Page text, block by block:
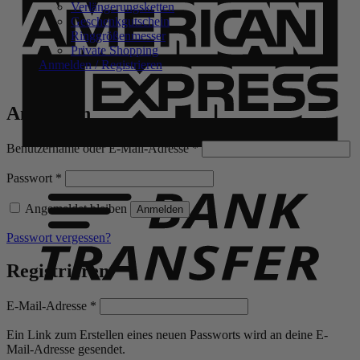
Verlängerungsketten
Geschenkgutschein
Ringgrößenmesser
Private Shopping
Anmelden / Registrieren
Anmelden
Benutzername oder E-Mail-Adresse*Erforderlich
Passwort *
Angemeldet bleiben Anmelden
Passwort vergessen?
Registrieren
E-Mail-Adresse *
Ein Link zum Erstellen eines neuen Passworts wird an deine E-
Mail-Adresse gesendet.